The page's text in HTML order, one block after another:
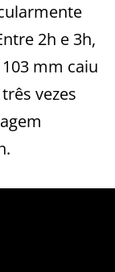
2h e 3h,
mm caiu
vezes